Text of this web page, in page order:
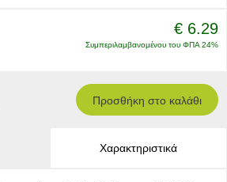
€ 6.29
Συμπεριλαμβανομένου του ΦΠΑ 24%
Προσθήκη στο καλάθι
Χαρακτηριστικά